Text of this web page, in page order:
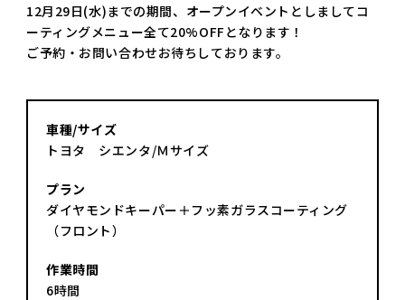
12月29日(水)までの期間、オープンイベントとしましてコ
ーティングメニュー全て20%OFFとなります！
ご予約・お問い合わせお待ちしております。
車種/サイズ
トヨタ シエンタ/Ｍサイズ
プラン
ダイヤモンドキーパー＋フッ素ガラスコーティング
（フロント）
作業時間
6時間